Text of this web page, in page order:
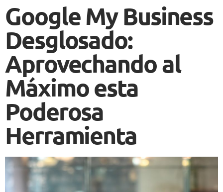
Google My Business
Desglosado:
Aprovechando al
Máximo esta
Poderosa
Herramienta